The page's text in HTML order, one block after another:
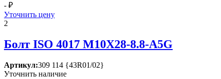
- ₽
Уточнить цену
2
Болт ISО 4017 М10Х28-8.8-А5G
Артикул:309 114 {43R01/02}
Уточнить наличие